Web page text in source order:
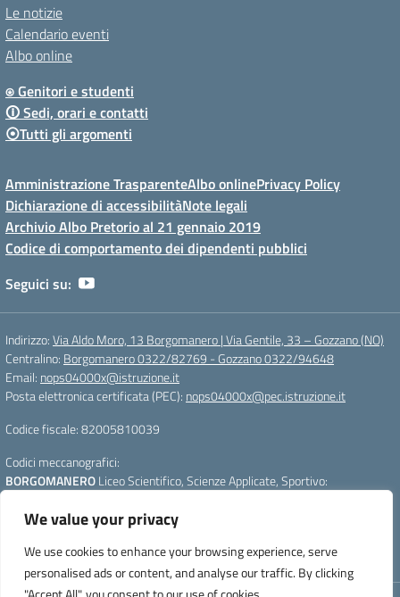
We value your privacy
We use cookies to enhance your browsing experience, serve
personalised ads or content, and analyse our traffic. By clicking
Le notizie
Calendario eventi
Albo online
⍟ Genitori e studenti
🛈 Sedi, orari e contatti
⦿Tutti gli argomenti
Amministrazione TrasparenteAlbo onlinePrivacy Policy
Dichiarazione di accessibilitàNote legali
Archivio Albo Pretorio al 21 gennaio 2019
Codice di comportamento dei dipendenti pubblici
Seguici su:
Indirizzo:Via Aldo Moro, 13 Borgomanero | Via Gentile, 33 – Gozzano (NO)
Centralino: Borgomanero 0322/82769 - Gozzano 0322/94648
Email: nops04000x@istruzione.it
Posta elettronica certificata (PEC): nops04000x@pec.istruzione.it
Codice fiscale: 82005810039
Codici meccanografici:
BORGOMANEROLiceo Scientifico, Scienze Applicate, Sportivo:
GOZZANOLiceo Linguistico e Scienze Umane :
pagina premere CTRL+F5